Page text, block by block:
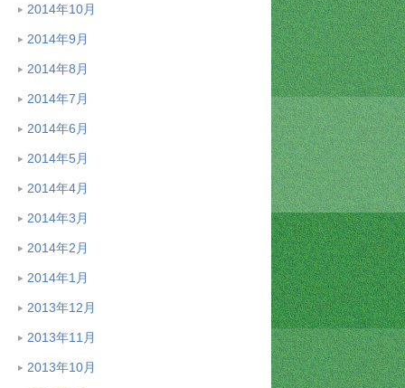
2014年10月
2014年9月
2014年8月
2014年7月
2014年6月
2014年5月
2014年4月
2014年3月
2014年2月
2014年1月
2013年12月
2013年11月
2013年10月